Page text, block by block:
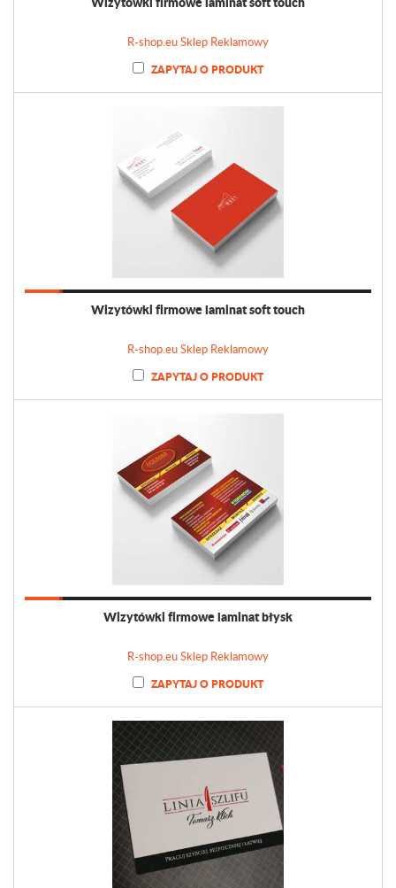
R-shop.eu Sklep Reklamowy
ZAPYTAJ O PRODUKT
Wizytówki firmowe laminat soft touch
R-shop.eu Sklep Reklamowy
ZAPYTAJ O PRODUKT
Wizytówki firmowe laminat błysk
R-shop.eu Sklep Reklamowy
ZAPYTAJ O PRODUKT